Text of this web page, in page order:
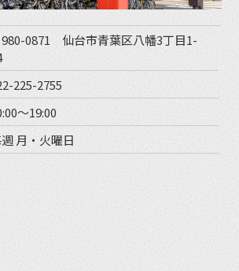
980-0871 仙台市青葉区八幡3丁目1-
225-2755
〜19:00
月・火曜日